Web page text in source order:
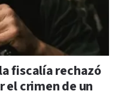
fiscalía rechazó
el crimen de un